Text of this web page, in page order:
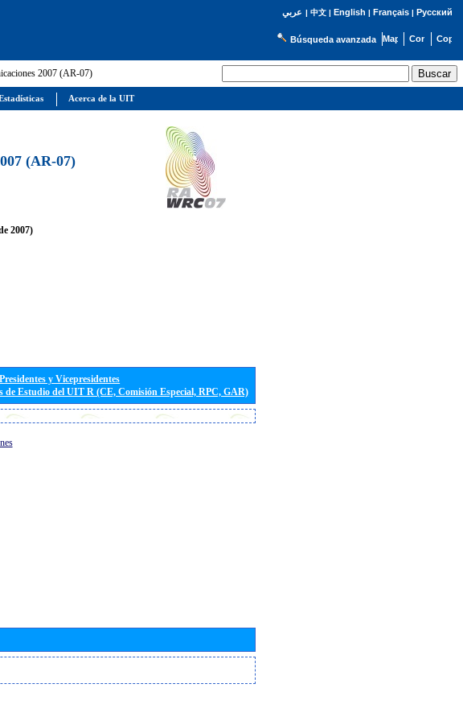
عربي | 中文| English | Français| Русский
Búsqueda avanzada
2007 (AR-07)
(AR-07)
2007)
y Vicepresidentes
de Estudio del UIT R (CE, Comisión Especial, RPC, GAR)
Acerca de la UIT